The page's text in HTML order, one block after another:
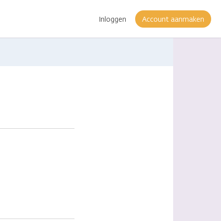
Inloggen Account aanmaken